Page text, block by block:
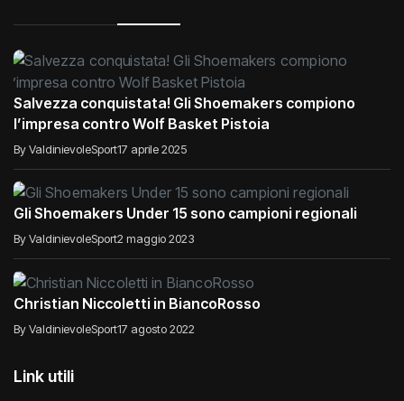
Salvezza conquistata! Gli Shoemakers compiono
l’impresa contro Wolf Basket Pistoia
By ValdinievoleSport17 aprile 2025
Gli Shoemakers Under 15 sono campioni regionali
By ValdinievoleSport2 maggio 2023
Christian Niccoletti in BiancoRosso
By ValdinievoleSport17 agosto 2022
Link utili